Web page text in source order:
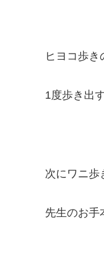
ヒヨコ歩き
1度歩き出
次にワニ歩
先生のお手